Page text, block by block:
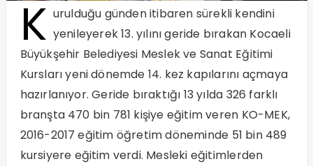
K urulduğu günden itibaren sürekli kendini
yenileyerek 13. yılını geride bırakan Kocaeli
Büyükşehir Belediyesi Meslek ve Sanat Eğitimi
Kursları yeni dönemde 14. kez kapılarını açmaya
hazırlanıyor. Geride bıraktığı 13 yılda 326 farklı
branşta 470 bin 781 kişiye eğitim veren KO-MEK,
2016-2017 eğitim öğretim döneminde 51 bin 489
kursiyere eğitim verdi. Mesleki eğitimlerden